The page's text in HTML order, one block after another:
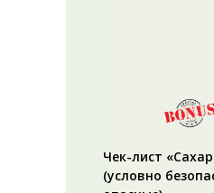
Чек-лист
(условно